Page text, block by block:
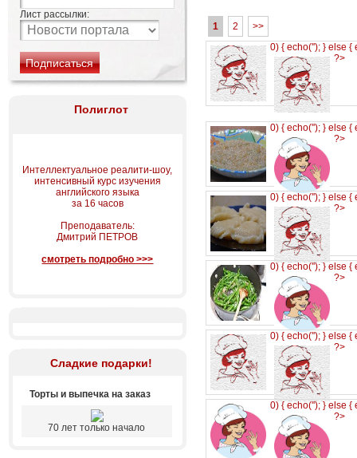
Лист рассылки:
Полиглот
Интеллектуальное реалити-шоу,
интенсивный курс изучения
английского языка
за 16 часов
Преподаватель:
Дмитрий ПЕТРОВ
смотреть подробно >>>
Сладкие подарки!
Торты и выпечка на заказ
70 лет только начало
1 2
>>
0) { echo(''); } else {
?>
0) { echo(''); } else {
?>
0) { echo(''); } else {
?>
0) { echo(''); } else {
?>
0) { echo(''); } else {
?>
0) { echo(''); } else {
?>